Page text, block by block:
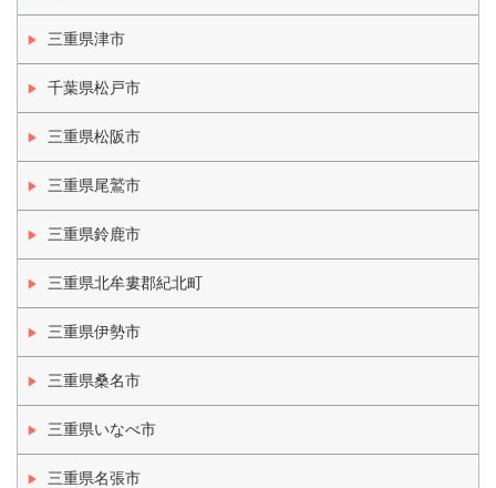
三重県津市
千葉県松戸市
三重県松阪市
三重県尾鷲市
三重県鈴鹿市
三重県北牟婁郡紀北町
三重県伊勢市
三重県桑名市
三重県いなべ市
三重県名張市